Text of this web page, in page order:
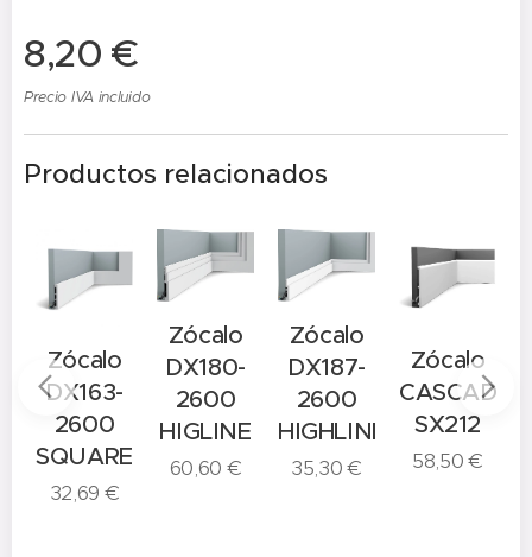
8,20 €
Precio IVA incluido
Productos relacionados
Zócalo
DX163-
2600
SQUARE
32,69 €
Zócalo
DX180-
2600
HIGLINE
60,60 €
Zócalo
DX187-
2600
HIGHLINE
35,30€
Zócalo
CASCADE
SX212
58,50€